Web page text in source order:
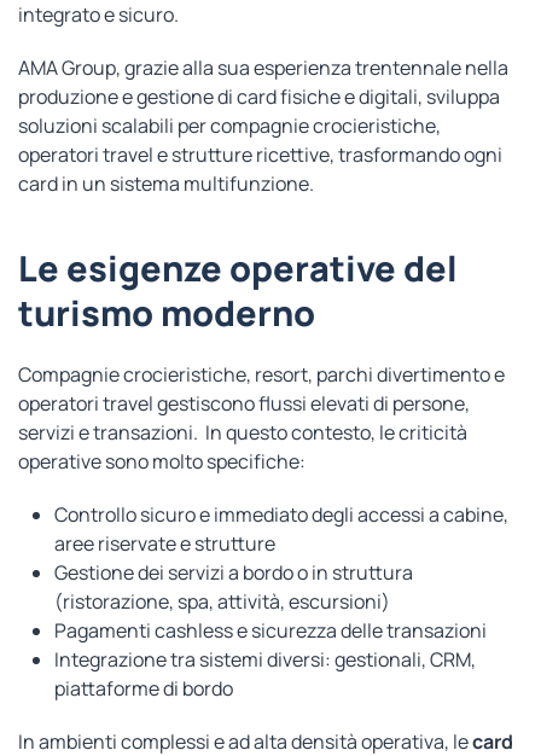
integrato e sicuro.
AMA Group, grazie alla sua esperienza trentennale nella
produzione e gestione di card fisiche e digitali, sviluppa
soluzioni scalabili per compagnie crocieristiche,
operatori travel e strutture ricettive, trasformando ogni
card in un sistema multifunzione.
Le esigenze operative del
turismo moderno
Compagnie crocieristiche, resort, parchi divertimento e
operatori travel gestiscono flussi elevati di persone,
servizi e transazioni. In questo contesto, le criticità
operative sono molto specifiche:
Controllo sicuro e immediato degli accessi a cabine,
aree riservate e strutture
Gestione dei servizi a bordo o in struttura
(ristorazione, spa, attività, escursioni)
Pagamenti cashless e sicurezza delle transazioni
Integrazione tra sistemi diversi: gestionali, CRM,
piattaforme di bordo
In ambienti complessi e ad alta densità operativa, lecard